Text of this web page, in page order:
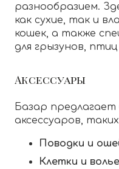
разнообразием.
как сухие, так и
кошек, а также
для грызунов,
Аксессуары
Базар
аксессуаров, таких
Поводки и
Клетки и